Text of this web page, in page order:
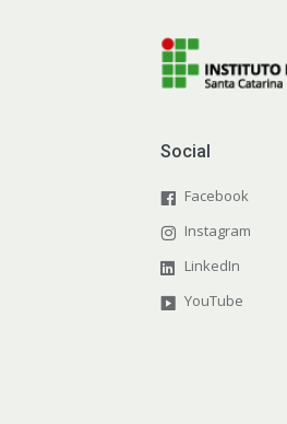
Social
Facebook
Instagram
LinkedIn
YouTube